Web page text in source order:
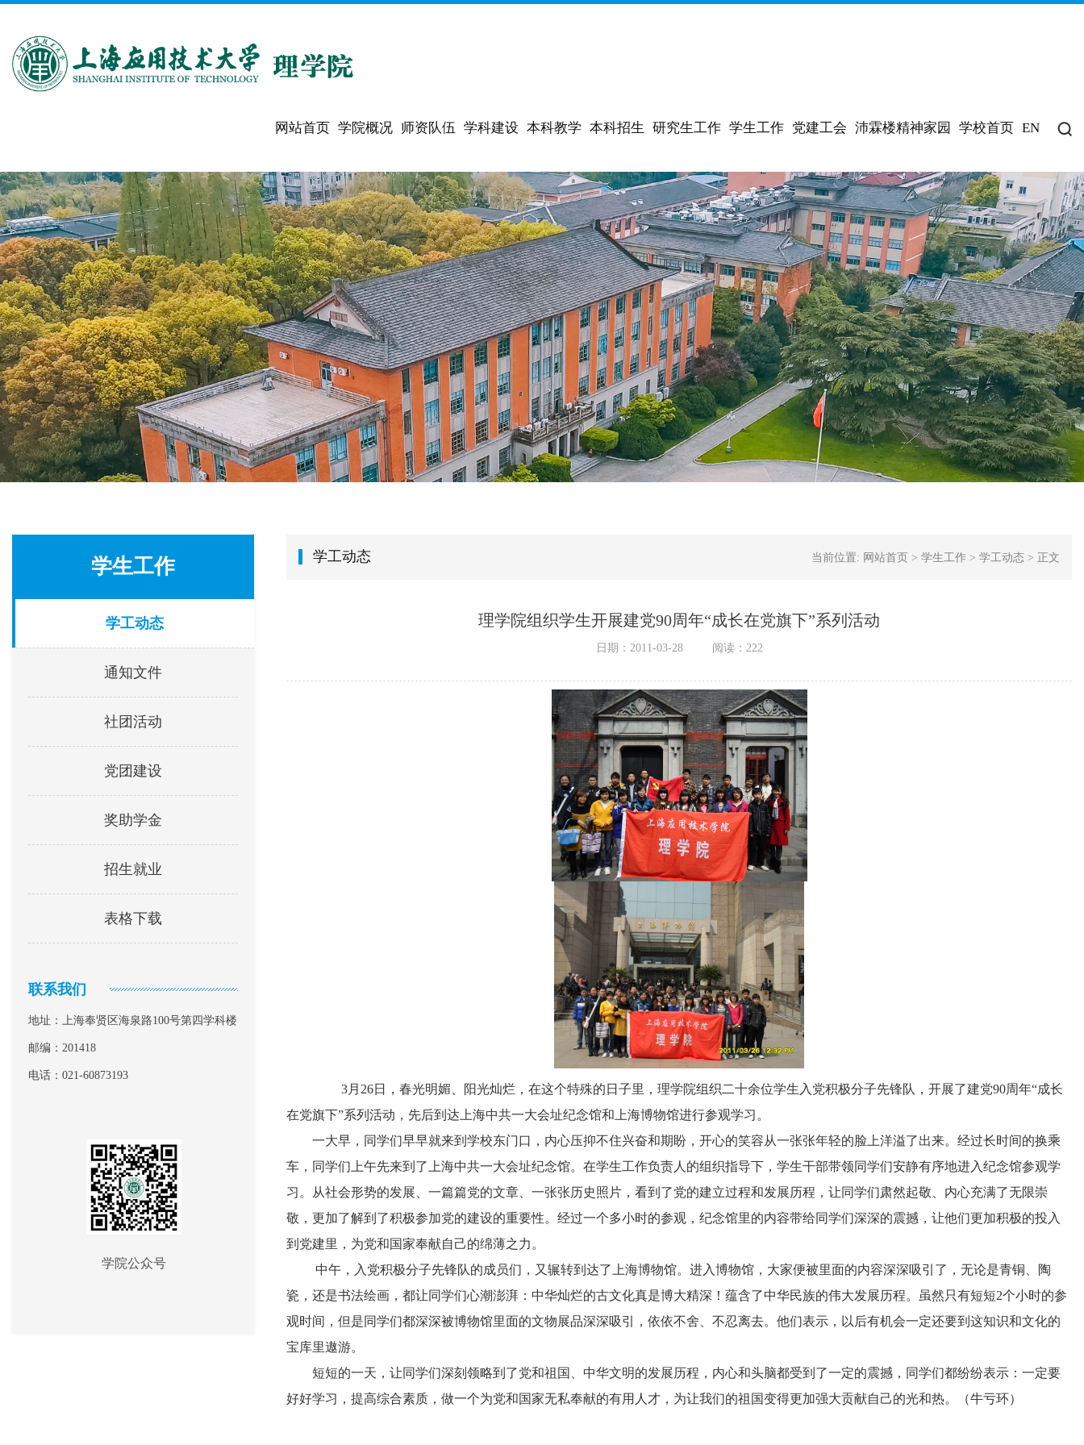
网站首页 学院概况 师资队伍 学科建设 本科教学 本科招生 研究生工作 学生工作 党建工会 沛霖楼精神家园 学校首页 EN
学生工作
学工动态
通知文件
社团活动
党团建设
奖助学金
招生就业
表格下载
联系我们
地址：上海奉贤区海泉路100号第四学科楼
邮编：201418
电话：021-60873193
学院公众号
学工动态 当前位置: 网站首页 > 学生工作 > 学工动态 > 正文
理学院组织学生开展建党90周年“成长在党旗下”系列活动
日期：2011-03-28 阅读： 222
3月26日，春光明媚、阳光灿烂，在这个特殊的日子里，理学院组织二十余位学生入党积极分子先锋队，开展了建党90周年“成长
在党旗下”系列活动，先后到达上海中共一大会址纪念馆和上海博物馆进行参观学习。
一大早，同学们早早就来到学校东门口，内心压抑不住兴奋和期盼，开心的笑容从一张张年轻的脸上洋溢了出来。经过长时间的换乘
车，同学们上午先来到了上海中共一大会址纪念馆。在学生工作负责人的组织指导下，学生干部带领同学们安静有序地进入纪念馆参观学
习。从社会形势的发展、一篇篇党的文章、一张张历史照片，看到了党的建立过程和发展历程，让同学们肃然起敬、内心充满了无限崇
敬，更加了解到了积极参加党的建设的重要性。经过一个多小时的参观，纪念馆里的内容带给同学们深深的震撼，让他们更加积极的投入
到党建里，为党和国家奉献自己的绵薄之力。
中午，入党积极分子先锋队的成员们，又辗转到达了上海博物馆。进入博物馆，大家便被里面的内容深深吸引了，无论是青铜、陶
瓷，还是书法绘画，都让同学们心潮澎湃：中华灿烂的古文化真是博大精深！蕴含了中华民族的伟大发展历程。虽然只有短短2个小时的参
观时间，但是同学们都深深被博物馆里面的文物展品深深吸引，依依不舍、不忍离去。他们表示，以后有机会一定还要到这知识和文化的
宝库里遨游。
短短的一天，让同学们深刻领略到了党和祖国、中华文明的发展历程，内心和头脑都受到了一定的震撼，同学们都纷纷表示：一定要
好好学习，提高综合素质，做一个为党和国家无私奉献的有用人才，为让我们的祖国变得更加强大贡献自己的光和热。（牛亏环）